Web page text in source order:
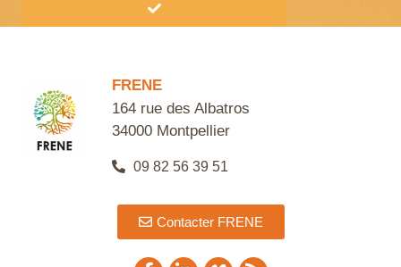
FRENE
164 rue des Albatros
34000 Montpellier
09 82 56 39 51
Contacter FRENE